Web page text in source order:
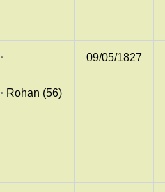
•
• Rohan (56)
09/05/1827